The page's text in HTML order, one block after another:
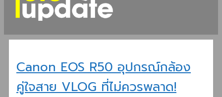
Canon EOS R50 อุปกรณ์กล้อง
คู่ใจสาย VLOG ที่ไม่ควรพลาด!